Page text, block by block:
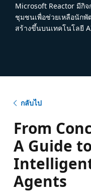
Microsoft Reactor มีกิ
ชุมชนเพื่อช่วยเหลือนัก
สร้างขึ้นบนเทคโนโลยี
กลับไป
From
A Guide
Agents